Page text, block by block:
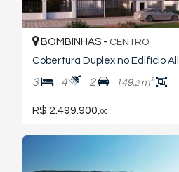
BOMBINHAS - CENTRO
Cobertura Duplex no Edifício
3 4 2 149,2m²
R$ 2.499.900, 00